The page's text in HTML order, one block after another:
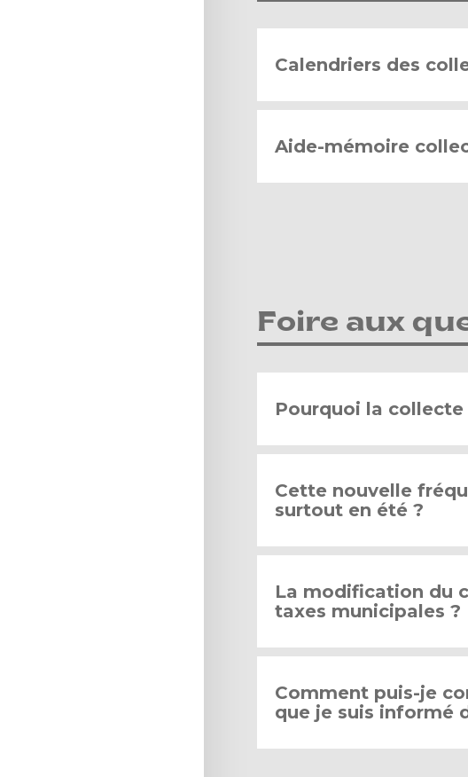
Calendriers des
Aide-mémoire
Foire aux
Pourquoi la
Cette nouvelle
surtout en été ?
La modification du
taxes municipales ?
Comment puis-je
que je suis informé